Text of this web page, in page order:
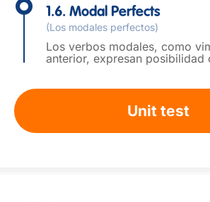
1.6. Modal Perfects
(Los modales perfectos)
Los verbos modales, como
anterior, expresan posibilidad
Unit test